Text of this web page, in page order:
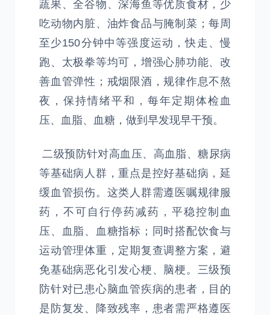
蔬果、全谷物、深海鱼等优质食材，少
吃动物内脏、油炸食品与腌制菜；每周
至少150分钟中等强度运动，快走、慢
跑、太极拳等均可，增强心肺功能、改
善血管弹性；戒烟限酒，规律作息不熬
夜，保持情绪平和，每年定期体检血
压、血脂、血糖，做到早发现早干预。
二级预防针对高血压、高血脂、糖尿病
等基础病人群，重点是控好基础病，延
缓血管损伤。这类人群需遵医嘱规律服
药，不可自行停药减药，平稳控制血
压、血脂、血糖指标；同时搭配饮食与
运动管理体重，定期复查调整方案，避
免基础病恶化引发心梗、脑梗。三级预
防针对已患心脑血管疾病的患者，目的
是防复发、降致残率，患者需严格遵医